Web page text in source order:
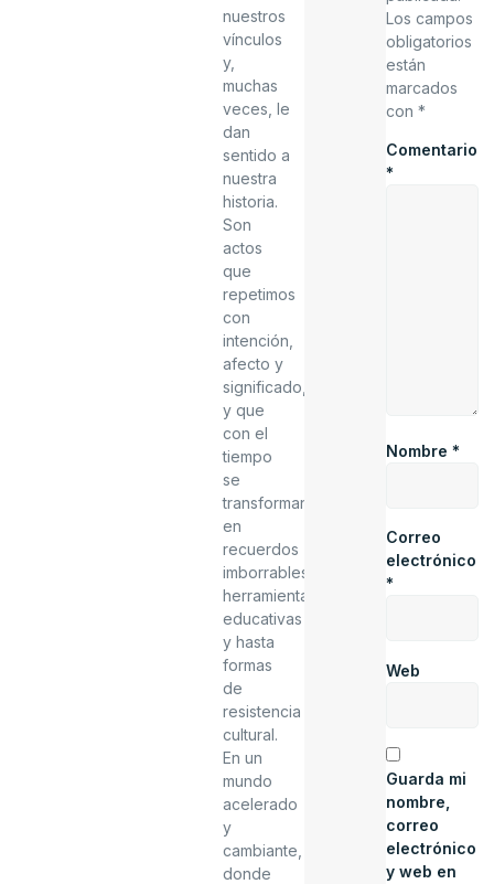
nuestros
vínculos
y,
muchas
veces, le
dan
sentido a
nuestra
historia.
Son
actos
que
repetimos
con
intención,
afecto y
significado,
y que
con el
tiempo
se
transforman
en
recuerdos
imborrables,
herramientas
educativas
y hasta
formas
de
resistencia
cultural.
En un
mundo
acelerado
y
cambiante,
donde
Los campos
obligatorios
están
marcados
con*
Comentario
*
Nombre*
Correo
electrónico
*
Web
Guarda mi
nombre,
correo
electrónico
y web en